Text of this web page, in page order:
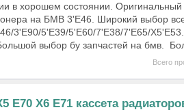
в хорошем состоянии. Оригинальный
на БМВ 3'Е46. Широкий выбор
3'Е90/5'Е39/5'Е60/7'Е38/7'Е65/
выбор бу запчастей на бмв.
Всего
Е70 Х6 Е71 кассета